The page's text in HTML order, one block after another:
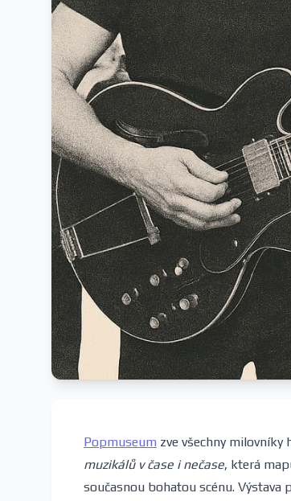
Popmuseum zve všechny milovníky
muzikálů v čase i nečase, která
současnou bohatou scénu. Výstava